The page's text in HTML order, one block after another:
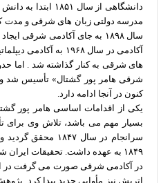
مدرسه دولتی زبان های شرقی و مدت
سال ۱۸۹۸ به جای آکادمی شرقی
آکادمی در سال ۱۹۶۸ به
های شرقی به کنار گذاشته شد . اما
شرقی هامر پور گشتال» تأسیس شد
کنون در آنجا ادامه دارد.
یکی از اقدامات اساسی هامر پور
بسیار مهم می باشد، تلاش وی برای
سرانجام در سال
اتریش نیز مأوایی جدید پیدا کرد.